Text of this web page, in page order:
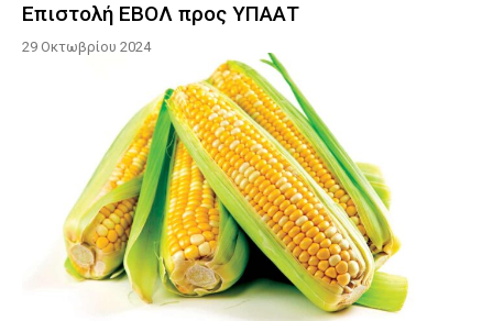
Eπιστολή ΕΒΟΛ προς ΥΠΑΑΤ
29 Οκτωβρίου 2024